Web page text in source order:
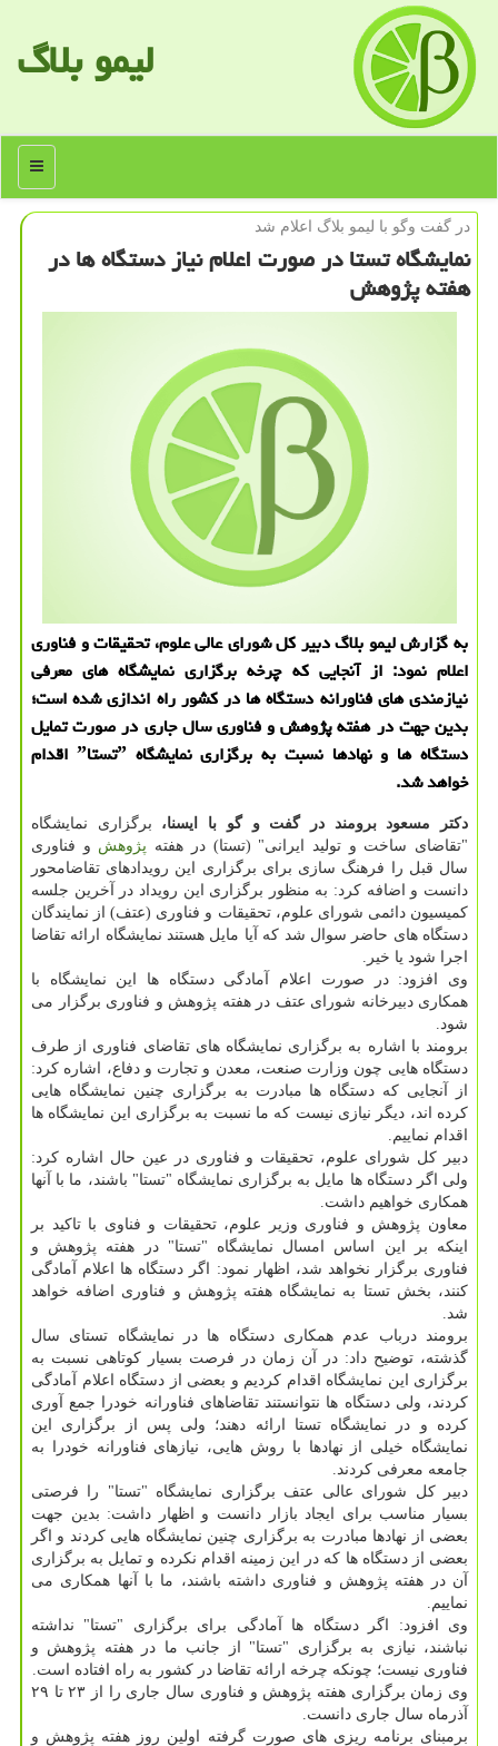
لیمو بلاگ
منو
در گفت وگو با لیمو بلاگ اعلام شد
نمایشگاه تستا در صورت اعلام نیاز دستگاه ها در
هفته پژوهش
به گزارش لیمو بلاگ دبیر كل شورای عالی علوم، تحقیقات و فناوری
اعلام نمود: از آنجایی كه چرخه برگزاری نمایشگاه های معرفی
نیازمندی های فناورانه دستگاه ها در كشور راه اندازی شده است؛
بدین جهت در هفته پژوهش و فناوری سال جاری در صورت تمایل
دستگاه ها و نهادها نسبت به برگزاری نمایشگاه ˮتستاˮ اقدام
خواهد شد.
دكتر مسعود برومند در گفت و گو با ایسنا، برگزاری نمایشگاه
"تقاضای ساخت و تولید ایرانی" (تستا) در هفته پژوهش و فناوری
سال قبل را فرهنگ سازی برای برگزاری این رویدادهای تقاضامحور
دانست و اضافه كرد: به منظور برگزاری این رویداد در آخرین جلسه
كمیسیون دائمی شورای علوم، تحقیقات و فناوری (عتف) از نمایندگان
دستگاه های حاضر سوال شد كه آیا مایل هستند نمایشگاه ارائه تقاضا
اجرا شود یا خیر.
وی افزود: در صورت اعلام آمادگی دستگاه ها این نمایشگاه با
همكاری دبیرخانه شورای عتف در هفته پژوهش و فناوری برگزار می
شود.
برومند با اشاره به برگزاری نمایشگاه های تقاضای فناوری از طرف
دستگاه هایی چون وزارت صنعت، معدن و تجارت و دفاع، اشاره كرد:
از آنجایی كه دستگاه ها مبادرت به برگزاری چنین نمایشگاه هایی
كرده اند، دیگر نیازی نیست كه ما نسبت به برگزاری این نمایشگاه ها
اقدام نماییم.
دبیر كل شورای علوم، تحقیقات و فناوری در عین حال اشاره كرد:
ولی اگر دستگاه ها مایل به برگزاری نمایشگاه "تستا" باشند، ما با آنها
همكاری خواهیم داشت.
معاون پژوهش و فناوری وزیر علوم، تحقیقات و فناوی با تاكید بر
اینكه بر این اساس امسال نمایشگاه "تستا" در هفته پژوهش و
فناوری برگزار نخواهد شد، اظهار نمود: اگر دستگاه ها اعلام آمادگی
كنند، بخش تستا به نمایشگاه هفته پژوهش و فناوری اضافه خواهد
شد.
برومند درباب عدم همكاری دستگاه ها در نمایشگاه تستای سال
گذشته، توضیح داد: در آن زمان در فرصت بسیار كوتاهی نسبت به
برگزاری این نمایشگاه اقدام كردیم و بعضی از دستگاه اعلام آمادگی
كردند، ولی دستگاه ها نتوانستند تقاضاهای فناورانه خودرا جمع آوری
كرده و در نمایشگاه تستا ارائه دهند؛ ولی پس از برگزاری این
نمایشگاه خیلی از نهادها با روش هایی، نیازهای فناورانه خودرا به
جامعه معرفی كردند.
دبیر كل شورای عالی عتف برگزاری نمایشگاه "تستا" را فرصتی
بسیار مناسب برای ایجاد بازار دانست و اظهار داشت: بدین جهت
بعضی از نهادها مبادرت به برگزاری چنین نمایشگاه هایی كردند و اگر
بعضی از دستگاه ها كه در این زمینه اقدام نكرده و تمایل به برگزاری
آن در هفته پژوهش و فناوری داشته باشند، ما با آنها همكاری می
نماییم.
وی افزود: اگر دستگاه ها آمادگی برای برگزاری "تستا" نداشته
نباشند، نیازی به برگزاری "تستا" از جانب ما در هفته پژوهش و
فناوری نیست؛ چونكه چرخه ارائه تقاضا در كشور به راه افتاده است.
وی زمان برگزاری هفته پژوهش و فناوری سال جاری را از ۲۳ تا ۲۹
آذرماه سال جاری دانست.
برمبنای برنامه ریزی های صورت گرفته اولین روز هفته پژوهش و